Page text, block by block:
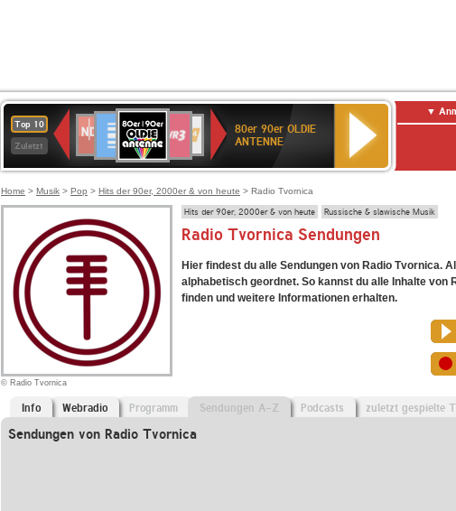
Top 10
Zuletzt
Deutschlandfunk
80er
90er
OLDIE
ANTENNE
SWR3
SWR
Kultur
NDR
2
80er 90er OLDIE
ANTENNE
Home > Musik > Pop > Hits der 90er, 2000er & von heute > Radio Tvornica
© Radio Tvornica
Hits der 90er, 2000er & von heute Russische & slawische Musik
Radio Tvornica Sendungen
Hier findest du alle Sendungen von Radio Tvornica.
alphabetisch geordnet. So kannst du alle Inhalte von
finden und weitere Informationen erhalten.
Info Webradio Programm Sendungen A-Z Podcasts zuletzt gespielte
Sendungen von Radio Tvornica